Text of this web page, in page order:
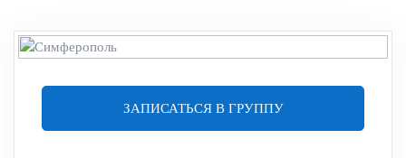
ЗАПИСАТЬСЯ В ГРУППУ